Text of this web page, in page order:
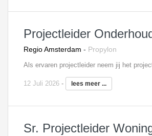
Projectleider
Regio Amsterdam - Propylon
12 Juli 2026 - lees meer ...
Sr. Projectleider